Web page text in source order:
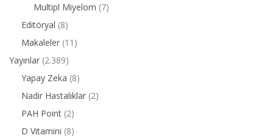
Multipl Miyelom (7)
Editöryal (8)
Makaleler (11)
Yayınlar (2.389)
Yapay Zeka (8)
Nadir Hastalıklar (2)
PAH Point (2)
D Vitamini (8)